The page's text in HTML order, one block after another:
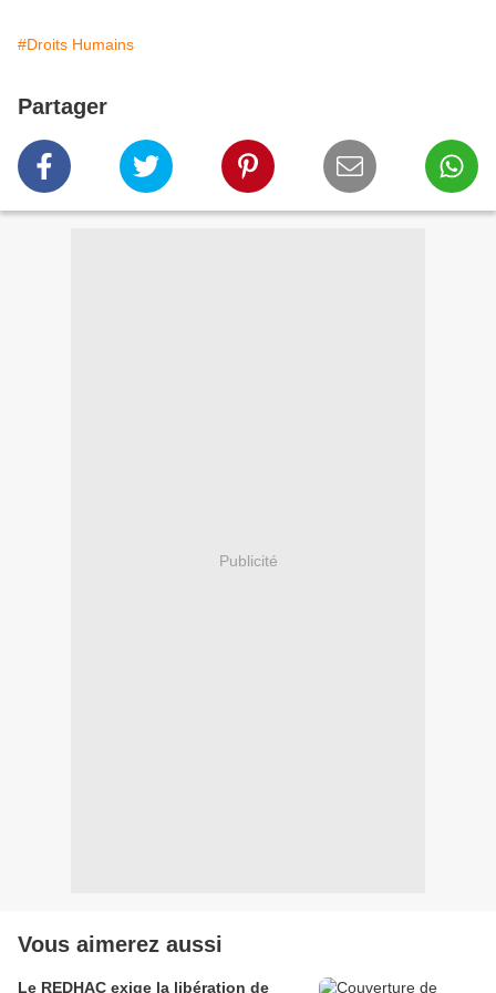
#Droits Humains
Partager
Publicité
Vous aimerez aussi
Le REDHAC exige la libération de